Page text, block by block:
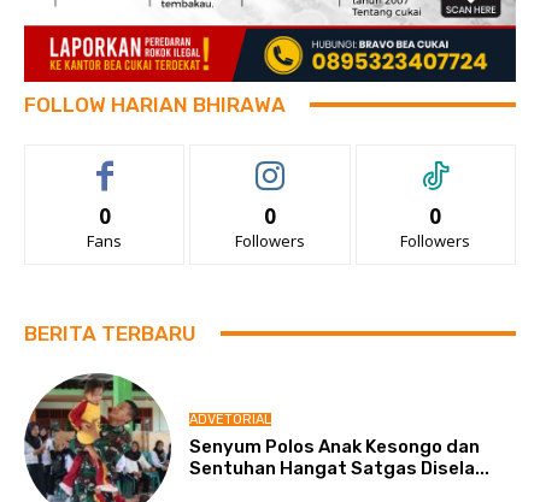
FOLLOW HARIAN BHIRAWA
0
Fans
0
Followers
0
Followers
BERITA TERBARU
ADVETORIAL
Senyum Polos Anak Kesongo dan
Sentuhan Hangat Satgas Disela...